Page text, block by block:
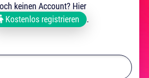
keinen Account? Hier
Kostenlos registrieren
.